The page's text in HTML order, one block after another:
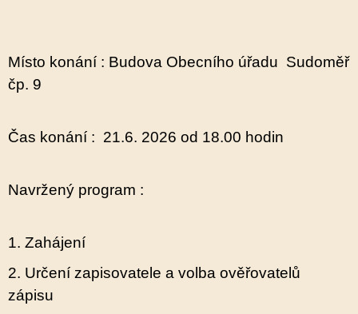
Místo konání : Budova Obecního úřadu Sudoměř
čp. 9
Čas konání : 21.6. 2026 od 18.00 hodin
Navržený program :
1. Zahájení
2. Určení zapisovatele a volba ověřovatelů
zápisu